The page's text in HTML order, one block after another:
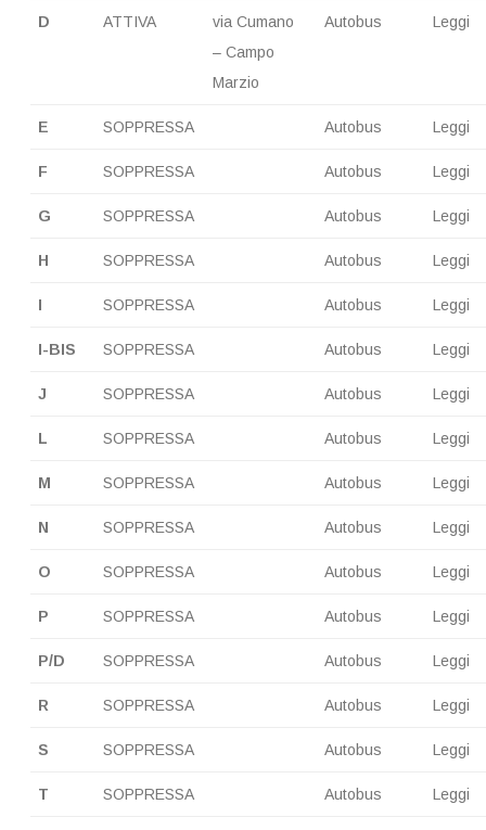
D ATTIVA
via Cumano
– Campo
Marzio
Autobus Leggi
E SOPPRESSA Autobus Leggi
F SOPPRESSA Autobus Leggi
G SOPPRESSA Autobus Leggi
H SOPPRESSA Autobus Leggi
I SOPPRESSA Autobus Leggi
I-BIS SOPPRESSA Autobus Leggi
J SOPPRESSA Autobus Leggi
L SOPPRESSA Autobus Leggi
M SOPPRESSA Autobus Leggi
N SOPPRESSA Autobus Leggi
O SOPPRESSA Autobus Leggi
P SOPPRESSA Autobus Leggi
P/D SOPPRESSA Autobus Leggi
R SOPPRESSA Autobus Leggi
S SOPPRESSA Autobus Leggi
T SOPPRESSA Autobus Leggi